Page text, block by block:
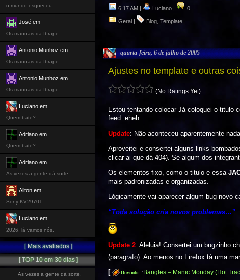
6:17 AM | Luciano | 0
Geral | Blog ,Template
quarta-feira, 6 de julho de 2005
Ajustes no template e outras
(No Ratings Yet)
Estou tentando colocarJá coloquei o titulo
feed. eheh
Update: Não aconteceu aparentemente
Aproveitei e consertei alguns links
clicar ai que dá 404). Se algum dos
Os elementos fixo, como o titulo e essa
mais padronizadas e organizadas.
Lógicamente vai aparecer algum bug novo
“Toda solução cria novos problemas…”
Update 2: Aleluia! Consertei um bugzinho
(paragrafo). Ao menos no Firefox tá uma
[
Ouvindo: ‘ Bangles – Manic Monday (Hot
o mundo esqueceu.
José em
Os manuais da Ibrape.
Antonio Munhoz em
Os manuais da Ibrape.
Antonio Munhoz em
Os manuais da Ibrape.
Luciano em
Quem bate?
Adriano em
Quem bate?
Adriano em
As vezes a gente dá sorte.
Ailton em
Sony KV2970T
Luciano em
2026, lá vamos nós.
[ Mais avaliados ]
[ TOP 10 em 30 dias ]
As vezes a gente dá sorte.